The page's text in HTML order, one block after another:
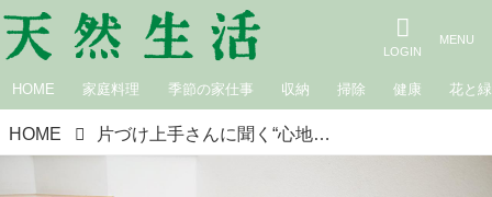
HOME 家庭料理 季節の家仕事 収納 掃除 健康 花と緑
HOME 片づけ上手さんに聞く“心地よい空間”のキープに欠かせない「片づけのおとも」3つ。レンタルスペース主宰・優子さん